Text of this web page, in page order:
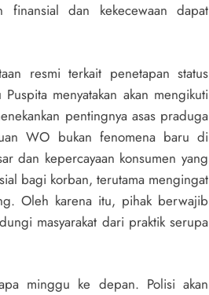
finansial dan kekecewaan dapat
resmi terkait penetapan status
menyatakan akan mengikuti
pentingnya asas praduga
WO bukan fenomena baru di
dan kepercayaan konsumen yang
bagi korban, terutama mengingat
Oleh karena itu, pihak berwajib
masyarakat dari praktik serupa
minggu ke depan. Polisi akan